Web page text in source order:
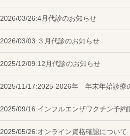
2026/03/26:4月代診のお知らせ
2026/03/03: ３月代診のお知らせ
2025/12/09:12月代診のお知らせ
2025/11/17:2025-2026年 年末年始診療
2025/09/16:インフルエンザワクチン予約
2025/05/26:オンライン資格確認につい